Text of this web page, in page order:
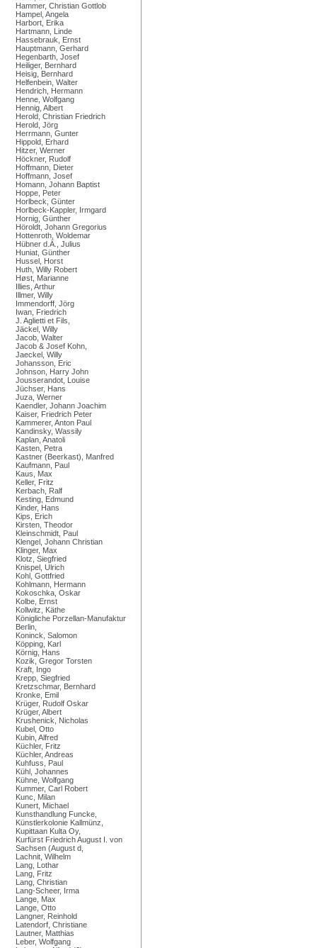
Hammer, Christian Gottlob
Hampel, Angela
Harbort, Erika
Hartmann, Linde
Hassebrauk, Ernst
Hauptmann, Gerhard
Hegenbarth, Josef
Heiliger, Bernhard
Heisig, Bernhard
Helfenbein, Walter
Hendrich, Hermann
Henne, Wolfgang
Hennig, Albert
Herold, Christian Friedrich
Herold, Jörg
Herrmann, Gunter
Hippold, Erhard
Hitzer, Werner
Höckner, Rudolf
Hoffmann, Dieter
Hoffmann, Josef
Homann, Johann Baptist
Hoppe, Peter
Horlbeck, Günter
Horlbeck-Kappler, Irmgard
Hornig, Günther
Höroldt, Johann Gregorius
Hottenroth, Woldemar
Hübner d.Ä., Julius
Huniat, Günther
Hussel, Horst
Huth, Willy Robert
Høst, Marianne
Illies, Arthur
Illmer, Willy
Immendorff, Jörg
Iwan, Friedrich
J. Aglietti et Fils,
Jäckel, Willy
Jacob, Walter
Jacob & Josef Kohn,
Jaeckel, Willy
Johansson, Eric
Johnson, Harry John
Jousserandot, Louise
Jüchser, Hans
Juza, Werner
Kaendler, Johann Joachim
Kaiser, Friedrich Peter
Kammerer, Anton Paul
Kandinsky, Wassily
Kaplan, Anatoli
Kasten, Petra
Kastner (Beerkast), Manfred
Kaufmann, Paul
Kaus, Max
Keller, Fritz
Kerbach, Ralf
Kesting, Edmund
Kinder, Hans
Kips, Erich
Kirsten, Theodor
Kleinschmidt, Paul
Klengel, Johann Christian
Klinger, Max
Klotz, Siegfried
Knispel, Ulrich
Kohl, Gottfried
Kohlmann, Hermann
Kokoschka, Oskar
Kolbe, Ernst
Kollwitz, Käthe
Königliche Porzellan-Manufaktur
Berlin,
Koninck, Salomon
Köpping, Karl
Körnig, Hans
Kozik, Gregor Torsten
Kraft, Ingo
Krepp, Siegfried
Kretzschmar, Bernhard
Kronke, Emil
Krüger, Rudolf Oskar
Krüger, Albert
Krushenick, Nicholas
Kubel, Otto
Kubin, Alfred
Küchler, Fritz
Küchler, Andreas
Kuhfuss, Paul
Kühl, Johannes
Kühne, Wolfgang
Kummer, Carl Robert
Kunc, Milan
Kunert, Michael
Kunsthandlung Funcke,
Künstlerkolonie Kallmünz,
Kupittaan Kulta Oy,
Kurfürst Friedrich August I. von
Sachsen (August d,
Lachnit, Wilhelm
Lang, Lothar
Lang, Fritz
Lang, Christian
Lang-Scheer, Irma
Lange, Max
Lange, Otto
Langner, Reinhold
Latendorf, Christiane
Lautner, Matthias
Leber, Wolfgang